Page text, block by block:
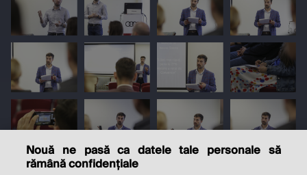
Nouă ne pasă ca datele tale personale să
rămână confidențiale